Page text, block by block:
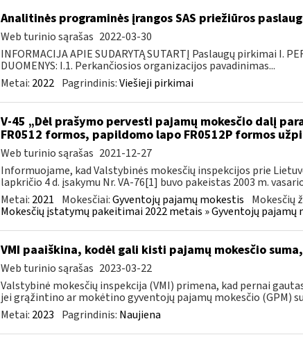
Analitinės programinės įrangos SAS priežiūros
Web turinio sąrašas 2022-03-30
INFORMACIJA APIE SUDARYTĄ SUTARTĮ Paslaugų pirkimai I.
DUOMENYS: I.1. Perkančiosios organizacijos pavadinimas...
Metai: 2022 Pagrindinis:Viešieji pirkimai
V-45 „Dėl prašymo pervesti pajamų mokesčio dalį
FR0512 formos, papildomo lapo FR0512P formos
Web turinio sąrašas 2021-12-27
Informuojame, kad Valstybinės mokesčių inspekcijos prie
lapkričio 4 d. įsakymu Nr. VA-76[1] buvo pakeistas 2003 m.
Metai: 2021 Mokesčiai:Gyventojų pajamų mokestis Mokesčių
Mokesčių įstatymų pakeitimai 2022 metais » Gyventojų pajamų
VMI paaiškina, kodėl gali kisti pajamų mokesčio
Web turinio sąrašas 2023-03-22
Valstybinė mokesčių inspekcija (VMI) primena, kad pernai
jei grąžintino ar mokėtino gyventojų pajamų mokesčio (GPM)
Metai: 2023 Pagrindinis: Naujiena